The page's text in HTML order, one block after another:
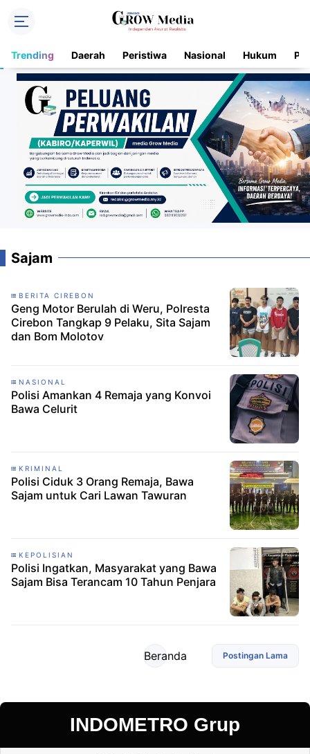
Trending Daerah Peristiwa Nasional Hukum
Sajam
BERITA CIREBON
Geng Motor Berulah di Weru, Polresta
Cirebon Tangkap 9 Pelaku, Sita Sajam
dan Bom Molotov
NASIONAL
Polisi Amankan 4 Remaja yang Konvoi
Bawa Celurit
KRIMINAL
Polisi Ciduk 3 Orang Remaja, Bawa
Sajam untuk Cari Lawan Tawuran
KEPOLISIAN
Polisi Ingatkan, Masyarakat yang Bawa
Sajam Bisa Terancam 10 Tahun Penjara
Postingan Lama
Beranda
INDOMETRO Grup